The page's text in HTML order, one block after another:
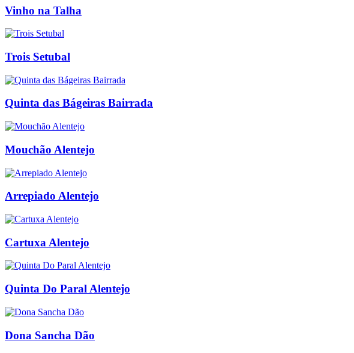
Vinho na Talha
Trois Setubal
Quinta das Bágeiras Bairrada
Mouchão Alentejo
Arrepiado Alentejo
Cartuxa Alentejo
Quinta Do Paral Alentejo
Dona Sancha Dão